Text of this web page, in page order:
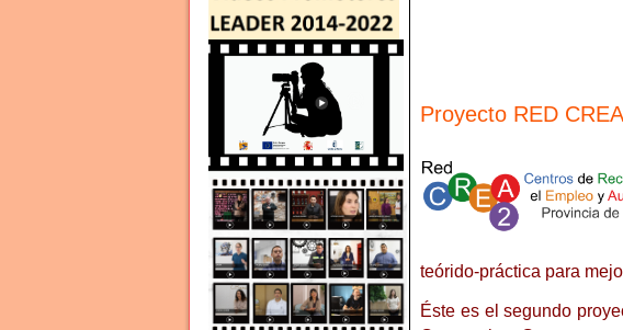
Proyecto RED
teórido-práctica para
Éste es el segundo